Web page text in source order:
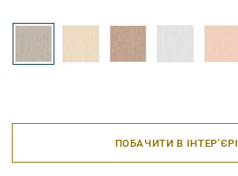
ПОБАЧИТИ В ІНТЕР’ЄРІ